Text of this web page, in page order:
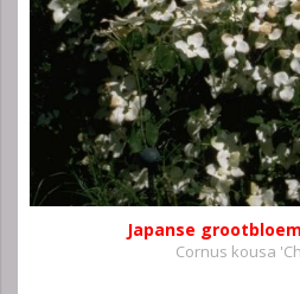
Japanse
Cornus kousa